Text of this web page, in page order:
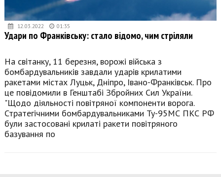
12.03.2022 01:35
Удари по Франківську: стало відомо, чим стріляли
На світанку, 11 березня, ворожі війська з
бомбардувальників завдали ударів крилатими
ракетами містах Луцьк, Дніпро, Івано-Франківськ. Про
це повідомили в Генштабі Збройних Сил України.
"Щодо діяльності повітряної компоненти ворога.
Стратегічними бомбардувальниками Ту-95МС ПКС РФ
були застосовані крилаті ракети повітряного
базування по